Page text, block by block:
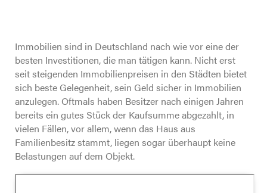
Was Kunden sagen
Kontakt
Immobilien sind in Deutschland nach wie vor eine der
besten Investitionen, die man tätigen kann. Nicht erst
seit steigenden Immobilienpreisen in den Städten bietet
sich beste Gelegenheit, sein Geld sicher in Immobilien
anzulegen. Oftmals haben Besitzer nach einigen Jahren
bereits ein gutes Stück der Kaufsumme abgezahlt, in
vielen Fällen, vor allem, wenn das Haus aus
Familienbesitz stammt, liegen sogar überhaupt keine
Belastungen auf dem Objekt.